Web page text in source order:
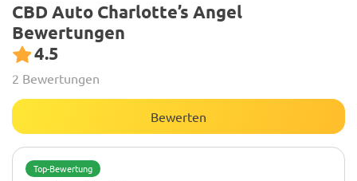
CBD Auto Charlotte’s Angel
Bewertungen
4.5
2 Bewertungen
Bewerten
Top-Bewertung